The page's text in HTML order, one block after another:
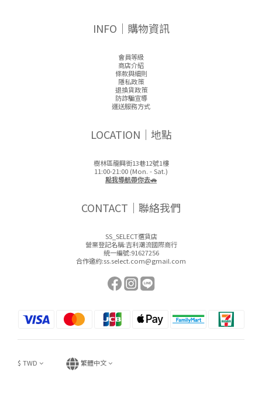
INFO｜購物資訊
會員等級
商店介紹
條款與細則
隱私政策
退換貨政策
防詐騙宣導
運送服務方式
LOCATION｜地點
樹林區龍興街13巷12號1樓
11:00-21:00 (Mon. - Sat.)
點我導航帶你去🚗
CONTACT｜聯絡我們
SS_SELECT選貨店
營業登記名稱:吉利潮流國際商行
統一編號:91627256
合作邀約:ss.select.com@gmail.com
$ TWD 繁體中文